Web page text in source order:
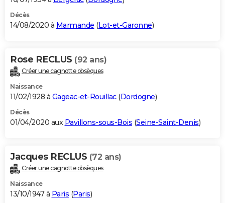
Décès
14/08/2020 à Marmande (Lot-et-Garonne)
Rose RECLUS (92 ans)
Créer une cagnotte obsèques
Naissance
11/02/1928 à Gageac-et-Rouillac(Dordogne)
Décès
01/04/2020 aux Pavillons-sous-Bois (Seine-Saint-Denis)
Jacques RECLUS (72 ans)
Créer une cagnotte obsèques
Naissance
13/10/1947 à Paris (Paris)